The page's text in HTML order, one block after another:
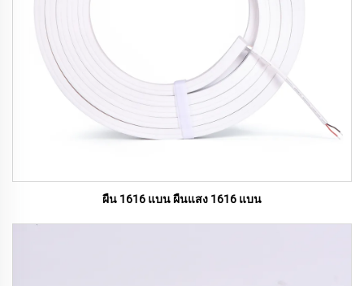
ผืน 1616 แบน ผืนแสง 1616 แบน